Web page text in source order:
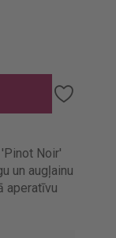
Noir'
un augļainu
aperatīvu